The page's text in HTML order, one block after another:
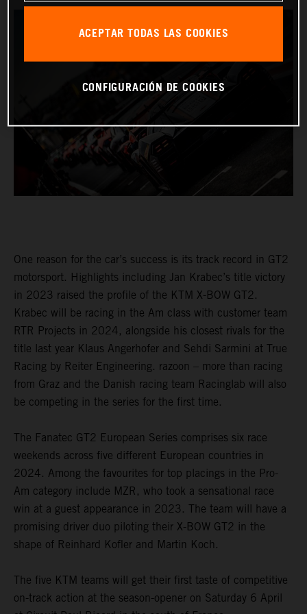
One reason for the car’s success is its track record in GT2
motorsport. Highlights including Jan Krabec’s title victory
in 2023 raised the profile of the KTM X-BOW GT2.
Krabec will be racing in the Am class with customer team
RTR Projects in 2024, alongside his closest rivals for the
title last year Klaus Angerhofer and Sehdi Sarmini at True
Racing by Reiter Engineering. razoon – more than racing
from Graz and the Danish racing team Racinglab will also
be competing in the series for the first time.
The Fanatec GT2 European Series comprises six race
weekends across five different European countries in
2024. Among the favourites for top placings in the Pro-
Am category include MZR, who took a sensational race
win at a guest appearance in 2023. The team will have a
promising driver duo piloting their X-BOW GT2 in the
shape of Reinhard Kofler and Martin Koch.
The five KTM teams will get their first taste of competitive
on-track action at the season-opener on Saturday 6 April
ACEPTAR TODAS LAS COOKIES
CONFIGURACIÓN DE COOKIES